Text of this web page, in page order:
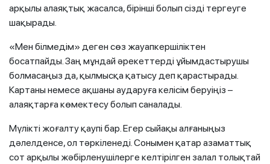
арқылы алаяқтық жасалса, бірінші болып сізді тергеуге
шақырады.
«Мен білмедім» деген сөз жауапкершіліктен
босатпайды. Заң мұндай әрекеттерді ұйымдастырушы
болмасаңыз да, қылмысқа қатысу деп қарастырады.
Картаны немесе ақшаны аударуға келісім беруіңіз –
алаяқтарға көмектесу болып саналады.
Мүлікті жоғалту қаупі бар. Егер сыйақы алғаныңыз
дәлелденсе, ол тәркіленеді. Сонымен қатар азаматтық
сот арқылы жәбірленушілерге келтірілген залал толықтай